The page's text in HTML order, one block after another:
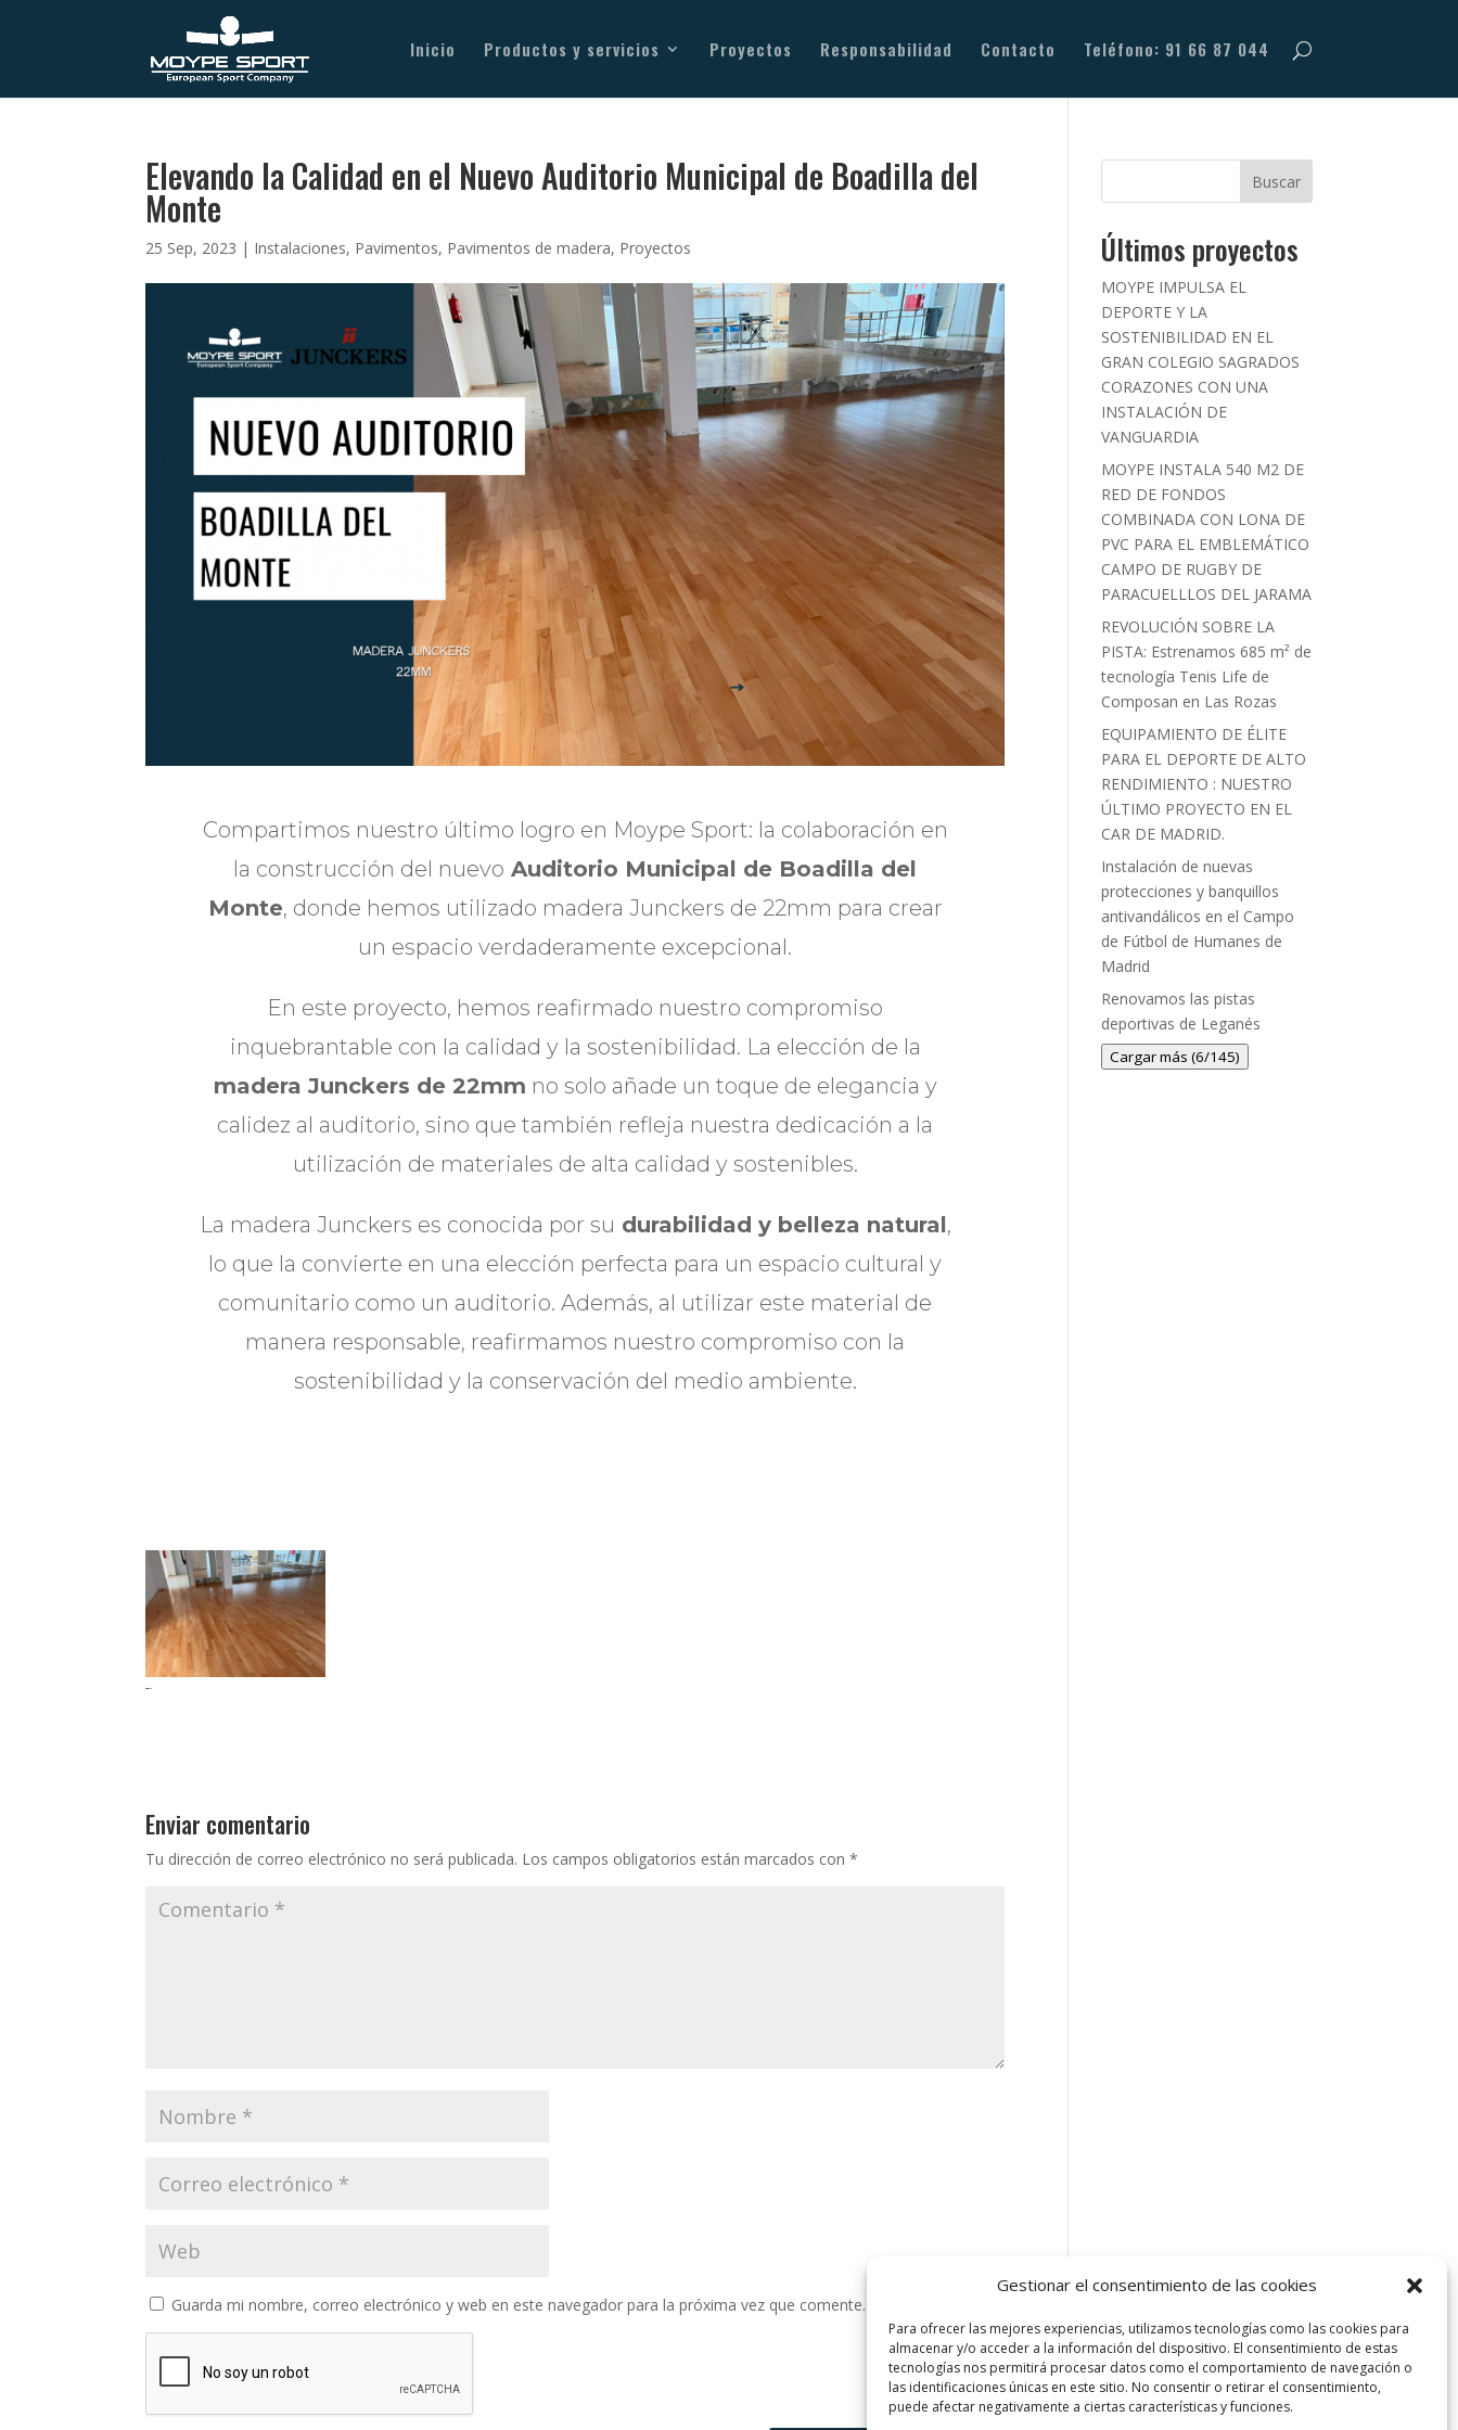
Gestionar el consentimiento de las cookies
Para ofrecer las mejores experiencias, utilizamos tecnologías como las cookies para
almacenar y/o acceder a la información del dispositivo. El consentimiento de estas
tecnologías nos permitirá procesar datos como el comportamiento de navegación o
las identificaciones únicas en este sitio. No consentir o retirar el consentimiento,
puede afectar negativamente a ciertas características y funciones.
Inicio Productos y servicios Proyectos Responsabilidad Contacto Teléfono: 91 66 87 044
Elevando la Calidad en el Nuevo Auditorio Municipal de Boadilla del
Monte
25 Sep, 2023 | Instalaciones, Pavimentos, Pavimentos de madera, Proyectos
Compartimos nuestro último logro en Moype Sport: la colaboración en
la construcción del nuevo Auditorio Municipal de Boadilla del
Monte, donde hemos utilizado madera Junckers de 22mm para crear
un espacio verdaderamente excepcional.
En este proyecto, hemos reafirmado nuestro compromiso
inquebrantable con la calidad y la sostenibilidad. La elección de la
madera Junckers de 22mm no solo añade un toque de elegancia y
calidez al auditorio, sino que también refleja nuestra dedicación a la
utilización de materiales de alta calidad y sostenibles.
La madera Junckers es conocida por su durabilidad y belleza natural,
lo que la convierte en una elección perfecta para un espacio cultural y
comunitario como un auditorio. Además, al utilizar este material de
manera responsable, reafirmamos nuestro compromiso con la
sostenibilidad y la conservación del medio ambiente.
Enviar comentario
Tu dirección de correo electrónico no será publicada. Los campos obligatorios están marcados con*
Guarda mi nombre, correo electrónico y web en este navegador para la próxima vez que comente.
Buscar
Últimos proyectos
MOYPE IMPULSA EL
DEPORTE Y LA
SOSTENIBILIDAD EN EL
GRAN COLEGIO SAGRADOS
CORAZONES CON UNA
INSTALACIÓN DE
VANGUARDIA
MOYPE INSTALA 540 M2 DE
RED DE FONDOS
COMBINADA CON LONA DE
PVC PARA EL EMBLEMÁTICO
CAMPO DE RUGBY DE
PARACUELLLOS DEL JARAMA
REVOLUCIÓN SOBRE LA
PISTA: Estrenamos 685 m² de
tecnología Tenis Life de
Composan en Las Rozas
EQUIPAMIENTO DE ÉLITE
PARA EL DEPORTE DE ALTO
RENDIMIENTO : NUESTRO
ÚLTIMO PROYECTO EN EL
CAR DE MADRID.
Instalación de nuevas
protecciones y banquillos
antivandálicos en el Campo
de Fútbol de Humanes de
Madrid
Renovamos las pistas
deportivas de Leganés
Cargar más (6/145)